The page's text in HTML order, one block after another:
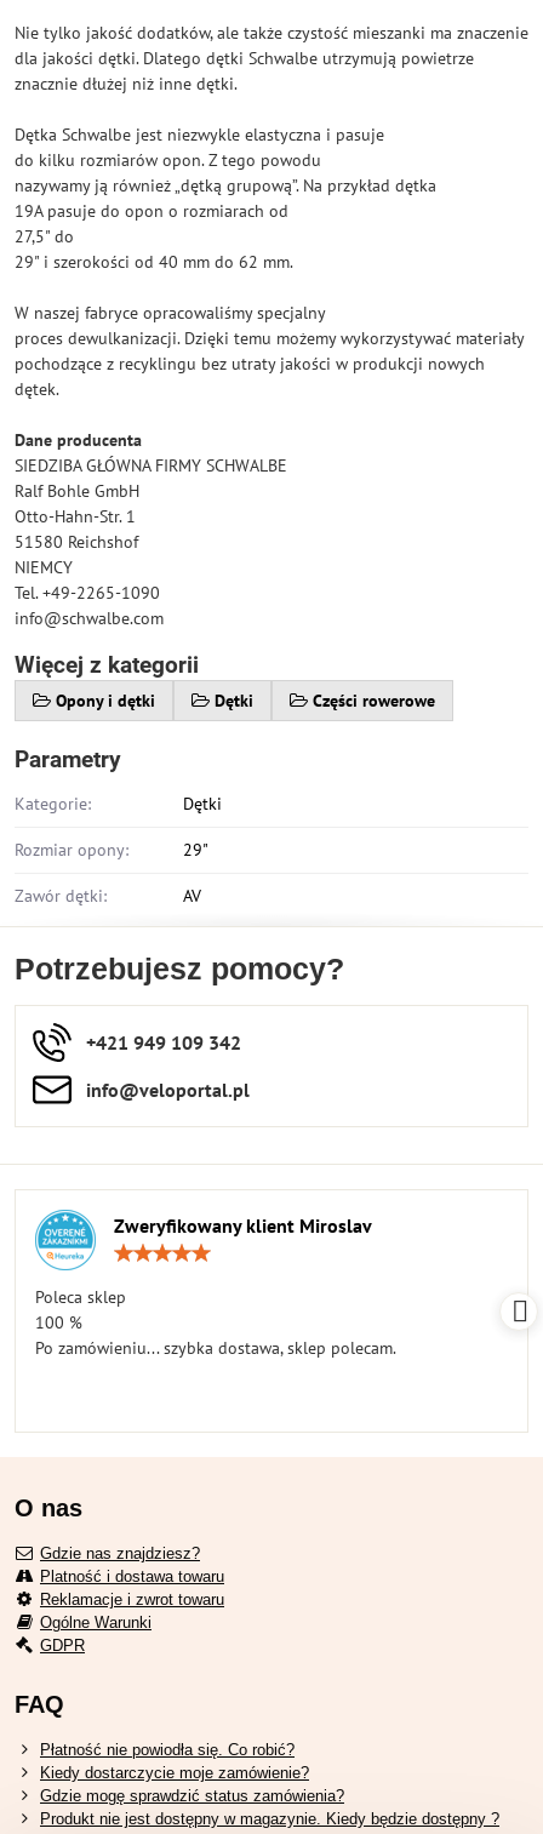
Nie tylko jakość dodatków, ale także czystość mieszanki ma znaczenie
dla jakości dętki. Dlatego dętki Schwalbe utrzymują powietrze
znacznie dłużej niż inne dętki.
Dętka Schwalbe jest niezwykle elastyczna i pasuje
do kilku rozmiarów opon. Z tego powodu
nazywamy ją również „dętką grupową”. Na przykład dętka
19A pasuje do opon o rozmiarach od
27,5" do
29" i szerokości od 40 mm do 62 mm.
W naszej fabryce opracowaliśmy specjalny
proces dewulkanizacji. Dzięki temu możemy wykorzystywać materiały
pochodzące z recyklingu bez utraty jakości w produkcji nowych
dętek.
Dane producenta
SIEDZIBA GŁÓWNA FIRMY SCHWALBE
Ralf Bohle GmbH
Otto-Hahn-Str. 1
51580 Reichshof
NIEMCY
Tel. +49-2265-1090
info@schwalbe.com
Więcej z kategorii
Opony i dętki Dętki Części rowerowe
Parametry
Kategorie: Dętki
Rozmiar opony: 29"
Zawór dętki: AV
Potrzebujesz pomocy?
+421 949 109 342
info​​@veloportal​.pl
Zweryfikowany klient Miroslav
Poleca sklep
100 %
Po zamówieniu... szybka dostawa, sklep polecam.
O nas
Gdzie nas znajdziesz?
Platność i dostawa towaru
Reklamacje i zwrot towaru
Ogólne Warunki
GDPR
FAQ
Płatność nie powiodła się. Co robić?
Kiedy dostarczycie moje zamówienie?
Gdzie mogę sprawdzić status zamówienia?
Produkt nie jest dostępny w magazynie. Kiedy będzie dostępny ?